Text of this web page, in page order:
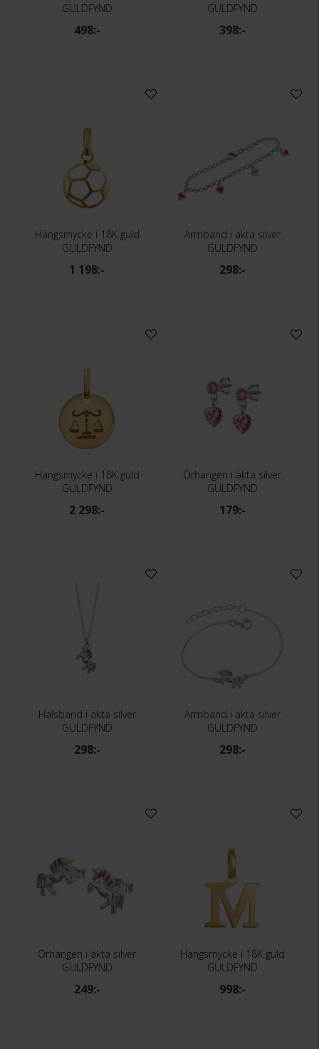
GULDFYND
498:-
GULDFYND
398:-
Hängsmycke i 18K guld
GULDFYND
1 198:-
Armband i äkta silver
GULDFYND
298:-
Hängsmycke i 18K guld
GULDFYND
2 298:-
Örhängen i äkta silver
GULDFYND
179:-
Halsband i äkta silver
GULDFYND
298:-
Armband i äkta silver
GULDFYND
298:-
Örhängen i äkta silver
GULDFYND
249:-
Hängsmycke i 18K guld
GULDFYND
998:-